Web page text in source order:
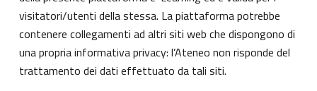
visitatori/utenti della stessa. La piattaforma potrebbe
contenere collegamenti ad altri siti web che dispongono di
una propria informativa privacy: l’Ateneo non risponde del
trattamento dei dati effettuato da tali siti.